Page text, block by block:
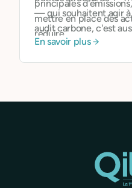
principales
mettre en place des
réduire.
— qui souhaitent agir à
audit carbone, c'est
de prendre des
numérique de son
En savoir plus